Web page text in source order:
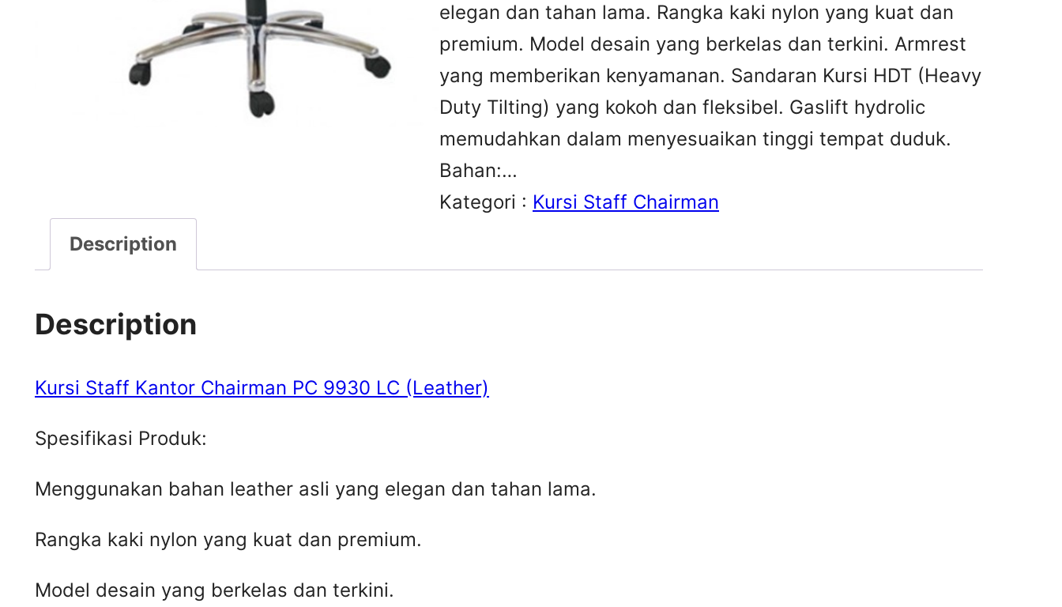
elegan dan tahan lama. Rangka kaki nylon yang kuat dan
premium. Model desain yang berkelas dan terkini. Armrest
yang memberikan kenyamanan. Sandaran Kursi HDT (Heavy
Duty Tilting) yang kokoh dan fleksibel. Gaslift hydrolic
memudahkan dalam menyesuaikan tinggi tempat duduk.
Bahan:…
Kategori : Kursi Staff Chairman
Description
Description
Kursi Staff Kantor Chairman PC 9930 LC (Leather)
Spesifikasi Produk:
Menggunakan bahan leather asli yang elegan dan tahan lama.
Rangka kaki nylon yang kuat dan premium.
Model desain yang berkelas dan terkini.